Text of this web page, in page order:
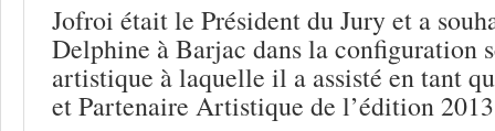
Jofroi était le Président du Jury et a
Delphine à Barjac dans la configuration
artistique à laquelle il a assisté en tant
et Partenaire Artistique de l’édition